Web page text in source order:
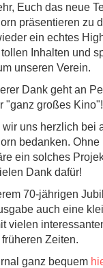
Euch das neue
präsentieren zu
ein echtes
Inhalten und
unseren Verein.
Dank geht an
"ganz großes Kino"!
wir uns herzlich bei
bedanken. Ohne
ein solches
Dank dafür!
70-jährigen
auch eine
vielen
Zeiten.
ganz bequem